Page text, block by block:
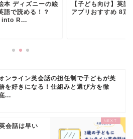
本 ディズニーの絵
語で読める！？
into R...
【子ども向け】英語
アプリおすすめ 8選
ンライン英会話の担任制で子どもが英
を好きになる！仕組みと選び方を徹
...
会話は早い